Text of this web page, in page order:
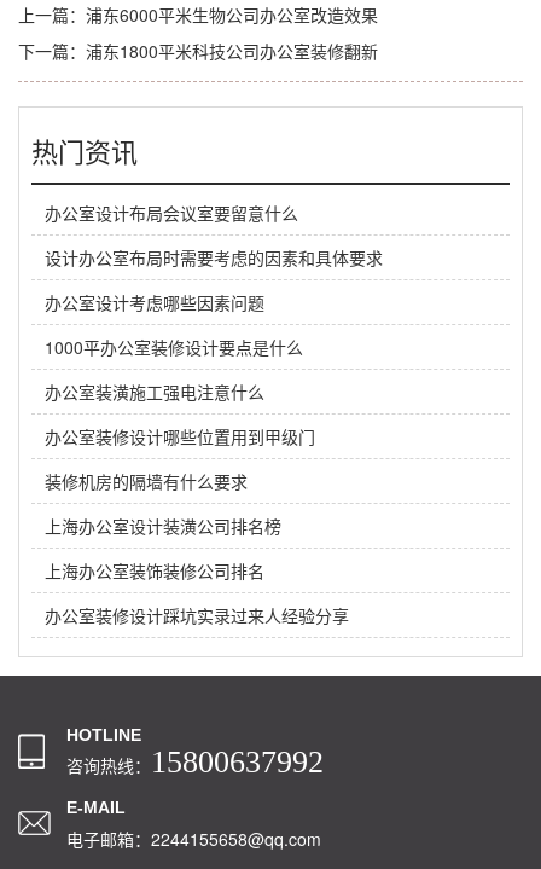
上一篇： 浦东6000平米生物公司办公室改造效果
下一篇： 浦东1800平米科技公司办公室装修翻新
热门资讯
办公室设计布局会议室要留意什么
设计办公室布局时需要考虑的因素和具体要求
办公室设计考虑哪些因素问题
1000平办公室装修设计要点是什么
办公室装潢施工强电注意什么
办公室装修设计哪些位置用到甲级门
装修机房的隔墙有什么要求
上海办公室设计装潢公司排名榜
上海办公室装饰装修公司排名
办公室装修设计踩坑实录过来人经验分享
HOTLINE
咨询热线： 15800637992
E-MAIL
电子邮箱：2244155658@qq.com